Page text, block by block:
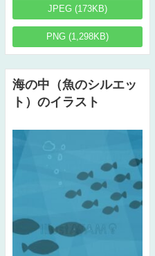
JPEG (173KB)
PNG (1,298KB)
海の中（魚のシルエッ
ト）のイラスト